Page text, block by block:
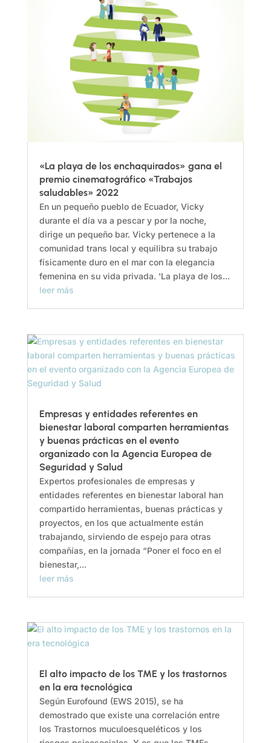
«La playa de los enchaquirados» gana el
premio cinematográfico «Trabajos
saludables» 2022
En un pequeño pueblo de Ecuador, Vicky
durante el día va a pescar y por la noche,
dirige un pequeño bar. Vicky pertenece a la
comunidad trans local y equilibra su trabajo
físicamente duro en el mar con la elegancia
femenina en su vida privada. 'La playa de los...
leer más
Empresas y entidades referentes en
bienestar laboral comparten herramientas
y buenas prácticas en el evento
organizado con la Agencia Europea de
Seguridad y Salud
Expertos profesionales de empresas y
entidades referentes en bienestar laboral han
compartido herramientas, buenas prácticas y
proyectos, en los que actualmente están
trabajando, sirviendo de espejo para otras
compañías, en la jornada “Poner el foco en el
bienestar,...
leer más
El alto impacto de los TME y los trastornos
en la era tecnológica
Según Eurofound (EWS 2015), se ha
demostrado que existe una correlación entre
los Trastornos muculoesqueléticos y los